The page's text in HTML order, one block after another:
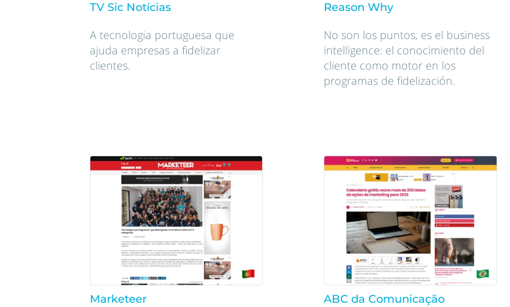
TV Sic Notícias
A tecnologia portuguesa que
ajuda empresas a fidelizar
clientes.
Reason Why
No son los puntos, es el business
intelligence: el conocimiento del
cliente como motor en los
programas de fidelización.
Marketeer ABC da Comunicação